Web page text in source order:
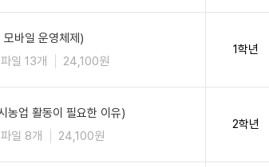
바일 운영체제)
일 13개 24,100원
1학년
농업 활동이 필요한 이유)
일 8개 24,100원
2학년